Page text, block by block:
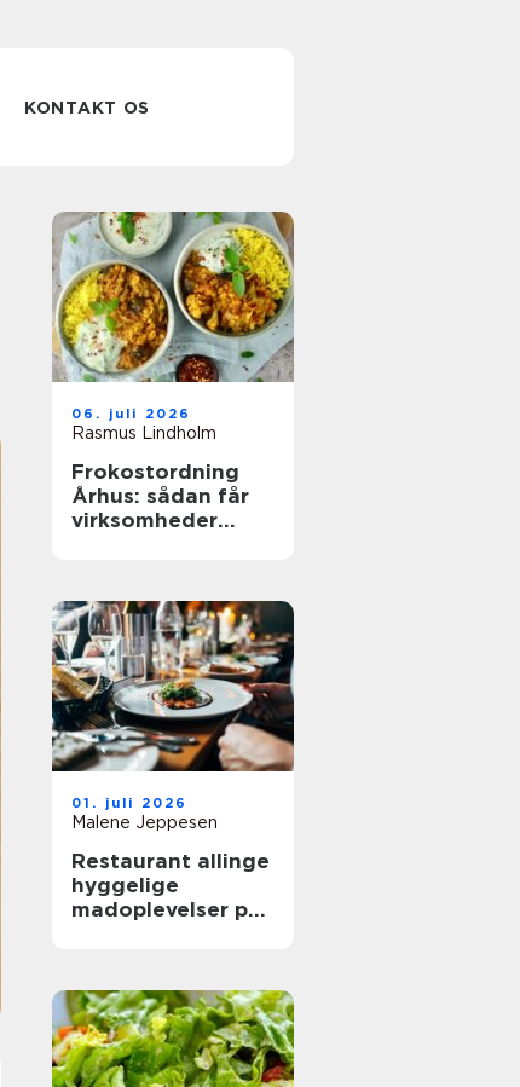
KONTAKT OS
06. juli 2026
Rasmus Lindholm
Frokostordning
Århus: sådan får
virksomheder
01. juli 2026
Malene Jeppesen
Restaurant allinge
hyggelige
madoplevelser på